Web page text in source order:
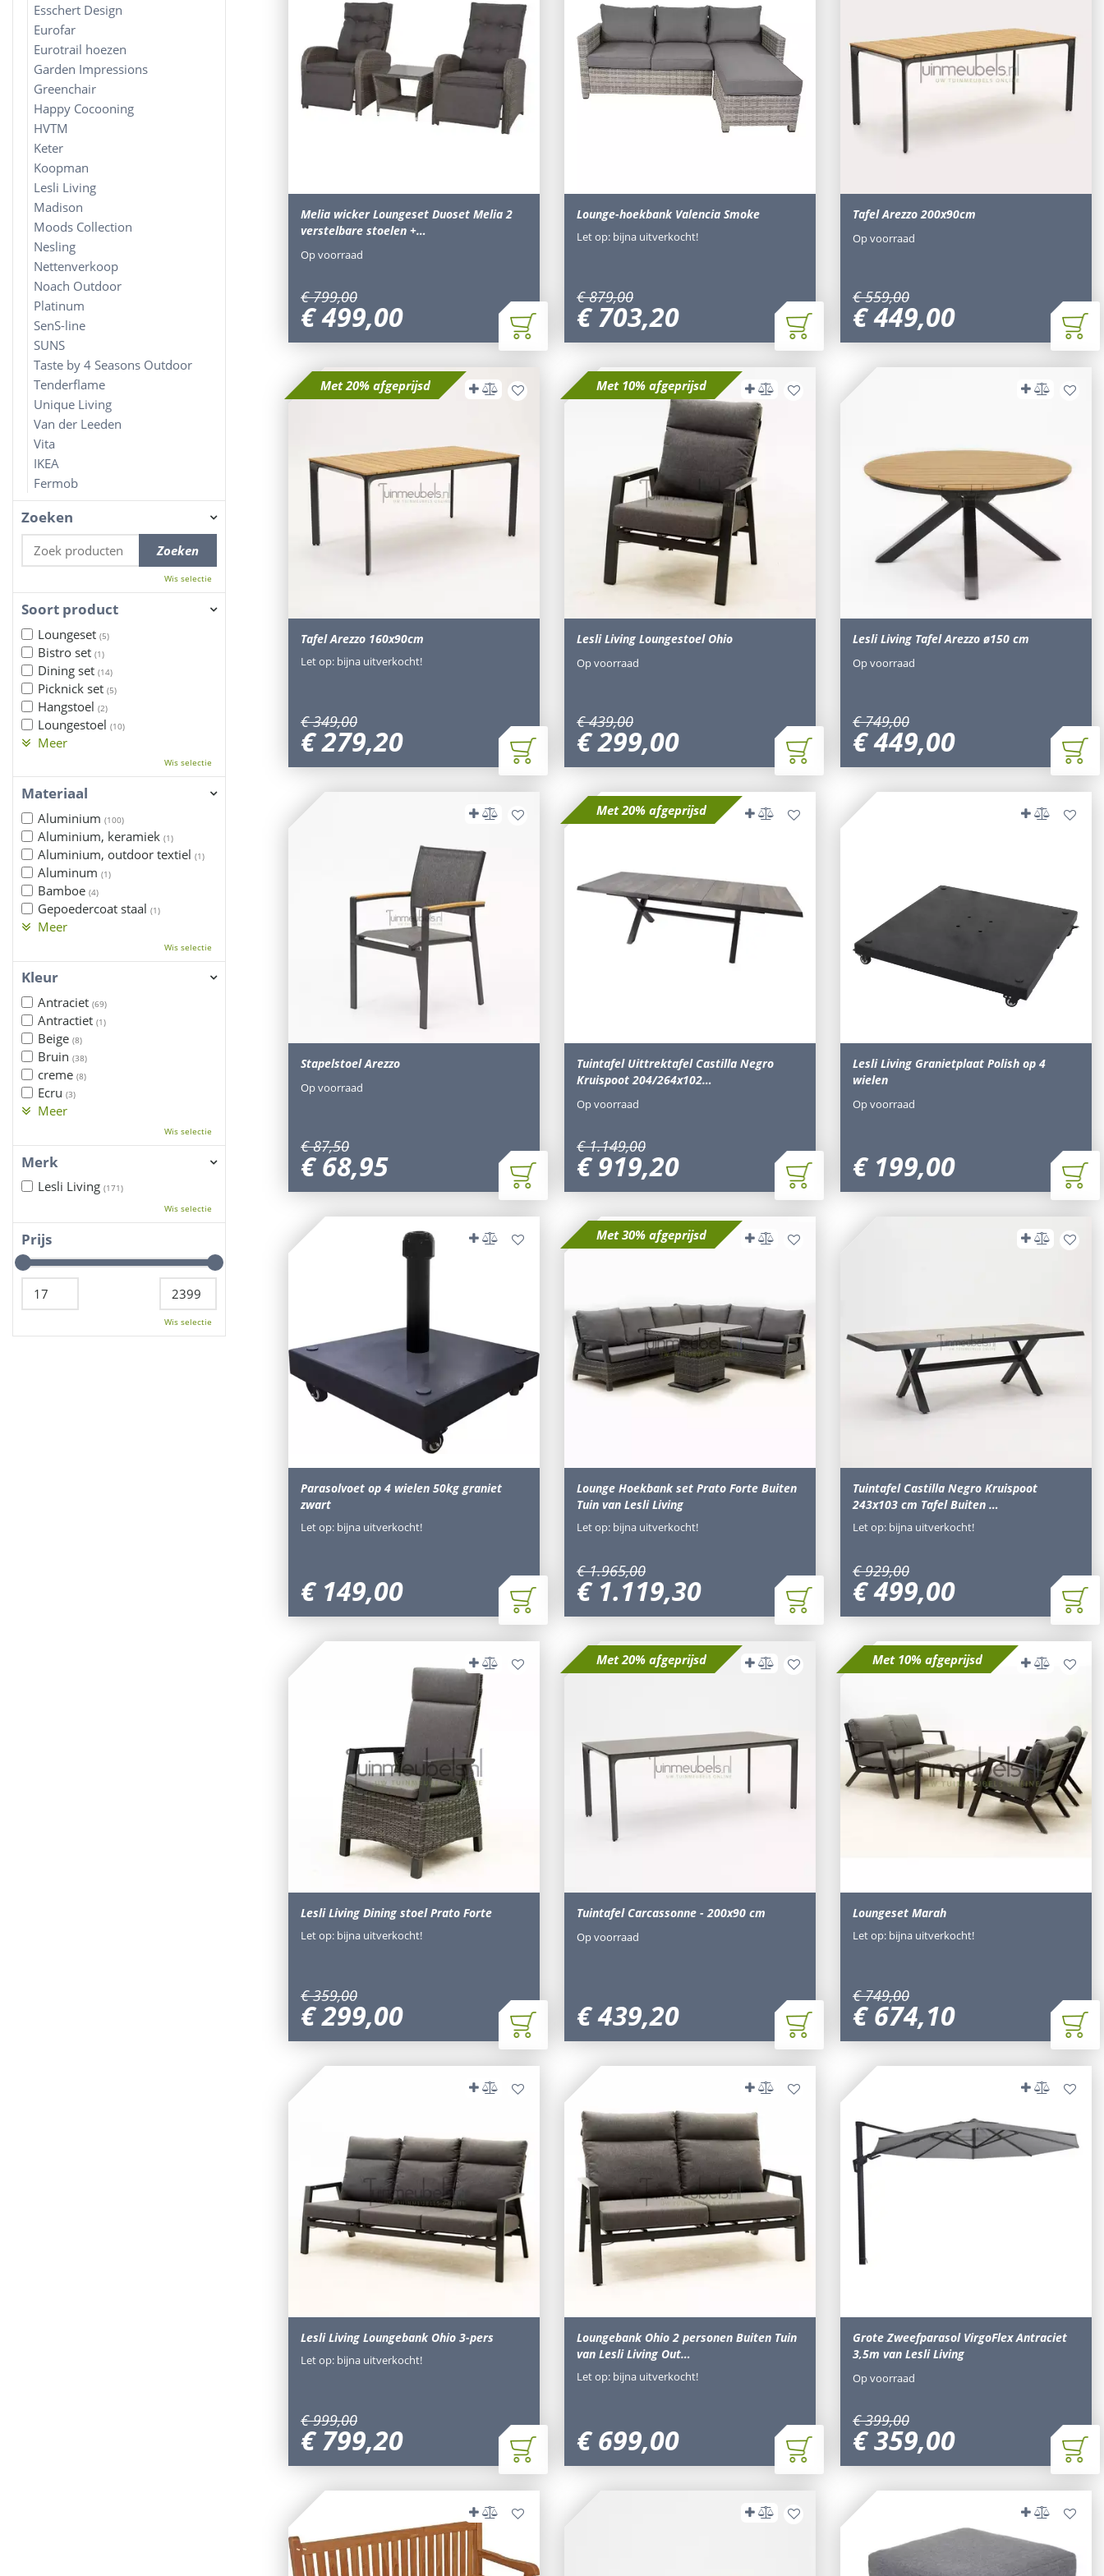
Melia wicker Loungeset Duoset Melia 2
verstelbare stoelen +…
€ 799,00
€499,00
Op voorraad
Lounge-hoekbank Valencia Smoke
€ 879,00
€ 703,20
Let op: bijna uitverkocht!
Tafel Arezzo 200x90cm
€ 559,00
€449,00
Op voorraad
Met 20% afgeprijsd
Tafel Arezzo 160x90cm
€ 349,00
€279,20
Let op: bijna uitverkocht!
Met 10% afgeprijsd
Lesli Living Loungestoel Ohio
€ 439,00
€299,00
Op voorraad
Lesli Living Tafel Arezzo ø150 cm
€ 749,00
€449,00
Op voorraad
Stapelstoel Arezzo
€ 87,50
€ 68,95
Op voorraad
Met 20% afgeprijsd
Tuintafel Uittrektafel Castilla Negro
Kruispoot 204/264x102…
€ 1.149,00
€ 919,20
Op voorraad
Lesli Living Granietplaat Polish op 4
wielen
€ 199,00
Op voorraad
Parasolvoet op 4 wielen 50kg graniet
zwart
€ 149,00
Let op: bijna uitverkocht!
Met 30% afgeprijsd
Lounge Hoekbank set Prato Forte Buiten
Tuin van Lesli Living
€ 1.965,00
€ 1.119,30
Let op: bijna uitverkocht!
Tuintafel Castilla Negro Kruispoot
243x103 cm Tafel Buiten …
€ 929,00
€499,00
Let op: bijna uitverkocht!
Lesli Living Dining stoel Prato Forte
€ 359,00
€299,00
Let op: bijna uitverkocht!
Met 20% afgeprijsd
Tuintafel Carcassonne - 200x90 cm
€439,20
Op voorraad
Met 10% afgeprijsd
Loungeset Marah
€ 749,00
€ 674,10
Let op: bijna uitverkocht!
Lesli Living Loungebank Ohio 3-pers
€ 999,00
€ 799,20
Let op: bijna uitverkocht!
Loungebank Ohio 2 personen Buiten Tuin
van Lesli Living Out…
€ 699,00
Let op: bijna uitverkocht!
Grote Zweefparasol VirgoFlex Antraciet
3,5m van Lesli Living
€ 399,00
€359,00
Op voorraad
Esschert Design
Eurofar
Eurotrail hoezen
Garden Impressions
Greenchair
Happy Cocooning
HVTM
Keter
Koopman
Lesli Living
Madison
Moods Collection
Nesling
Nettenverkoop
Noach Outdoor
Platinum
SenS-line
SUNS
Taste by 4 Seasons Outdoor
Tenderflame
Unique Living
Van der Leeden
Vita
IKEA
Fermob
Zoeken
Wis selectie
Soort product
Loungeset (5)
Bistro set (1)
Dining set (14)
Picknick set (5)
Hangstoel (2)
Loungestoel (10)
Meer
Wis selectie
Materiaal
Aluminium (100)
Aluminium, keramiek (1)
Aluminium, outdoor textiel (1)
Aluminum (1)
Bamboe (4)
Gepoedercoat staal (1)
Meer
Wis selectie
Kleur
Antraciet (69)
Antractiet (1)
Beige (8)
Bruin (38)
creme (8)
Ecru (3)
Meer
Wis selectie
Merk
Lesli Living (171)
Wis selectie
Prijs
Wis selectie